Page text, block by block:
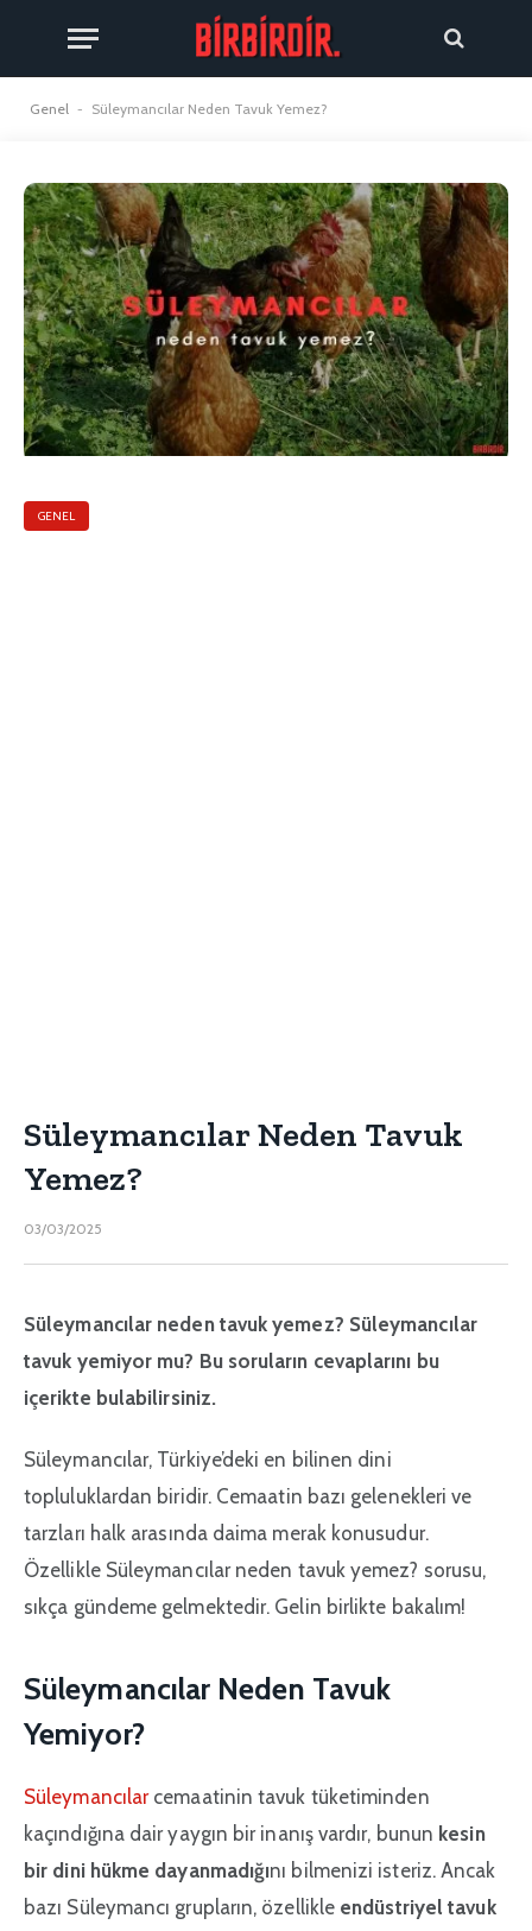
Genel - Süleymancılar Neden Tavuk Yemez?
GENEL
Süleymancılar Neden Tavuk
Yemez?
03/03/2025
Süleymancılar neden tavuk yemez? Süleymancılar
tavuk yemiyor mu? Bu soruların cevaplarını bu
içerikte bulabilirsiniz.
Süleymancılar, Türkiye’deki en bilinen dini
topluluklardan biridir. Cemaatin bazı gelenekleri ve
tarzları halk arasında daima merak konusudur.
Özellikle Süleymancılar neden tavuk yemez? sorusu,
sıkça gündeme gelmektedir. Gelin birlikte bakalım!
Süleymancılar Neden Tavuk
Yemiyor?
Süleymancılar cemaatinin tavuk tüketiminden
kaçındığına dair yaygın bir inanış vardır, bunun kesin
bir dini hükme dayanmadığını bilmenizi isteriz. Ancak
bazı Süleymancı grupların, özellikle endüstriyel tavuk